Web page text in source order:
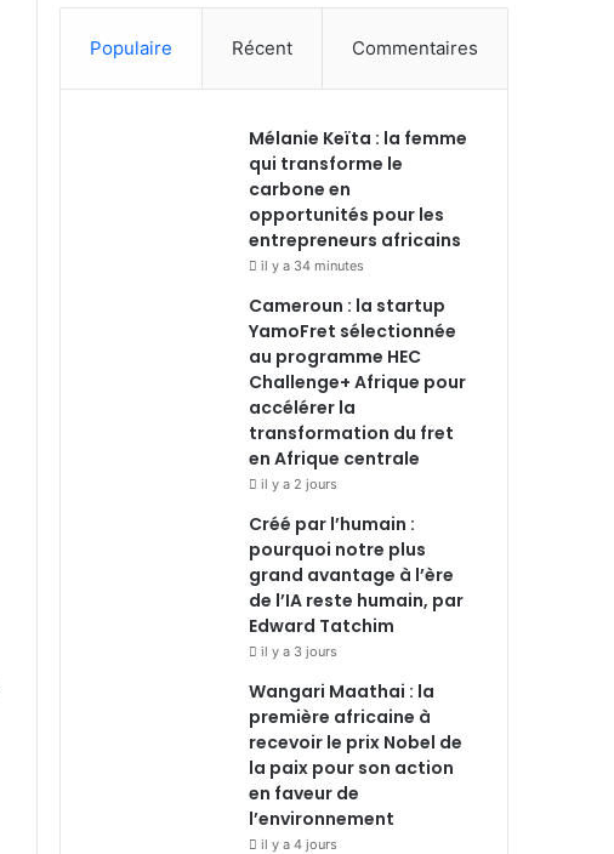
Populaire Récent Commentaires
Mélanie Keïta : la femme
qui transforme le
carbone en
opportunités pour les
entrepreneurs africains
il y a 34 minutes
Cameroun : la startup
YamoFret sélectionnée
au programme HEC
Challenge+ Afrique pour
accélérer la
transformation du fret
en Afrique centrale
il y a 2 jours
Créé par l’humain :
pourquoi notre plus
grand avantage à l’ère
de l’IA reste humain, par
Edward Tatchim
il y a 3 jours
Wangari Maathai : la
première africaine à
recevoir le prix Nobel de
la paix pour son action
en faveur de
l’environnement
il y a 4 jours